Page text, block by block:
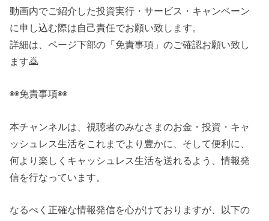
動画内でご紹介した投資実行・サービス・キャンペーン
に申し込む際は自己責任でお願い致します。
詳細は、ページ下部の「免責事項」のご確認お願い致し
ます🙇
◉◉免責事項◉◉
本チャンネルは、視聴者のみなさまのお金・投資・キャ
ッシュレス生活をこれまでより豊かに、そして便利に、
何より楽しくキャッシュレス生活を送れるよう、情報発
信を行なっています。
なるべく正確な情報発信を心がけておりますが、以下の